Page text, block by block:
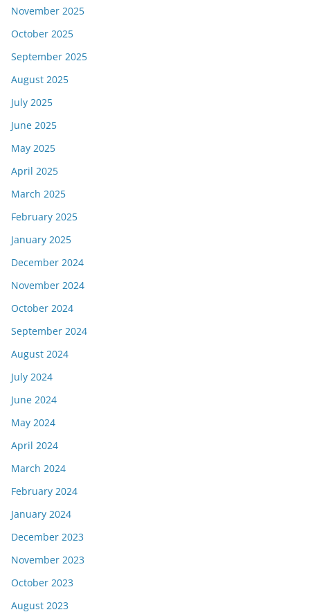
November 2025
October 2025
September 2025
August 2025
July 2025
June 2025
May 2025
April 2025
March 2025
February 2025
January 2025
December 2024
November 2024
October 2024
September 2024
August 2024
July 2024
June 2024
May 2024
April 2024
March 2024
February 2024
January 2024
December 2023
November 2023
October 2023
August 2023